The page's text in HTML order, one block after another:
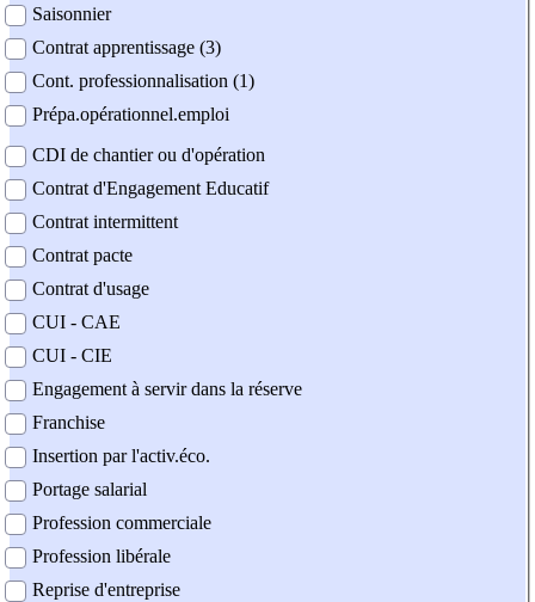
Saisonnier
Contrat apprentissage (3)
Cont. professionnalisation (1)
Prépa.opérationnel.emploi
CDI de chantier ou d'opération
Contrat d'Engagement Educatif
Contrat intermittent
Contrat pacte
Contrat d'usage
CUI - CAE
CUI - CIE
Engagement à servir dans la réserve
Franchise
Insertion par l'activ.éco.
Portage salarial
Profession commerciale
Profession libérale
Reprise d'entreprise